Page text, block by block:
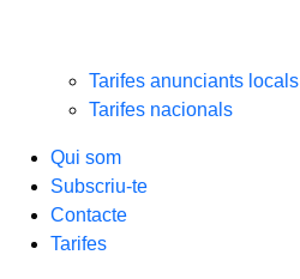
Tarifes anunciants locals
Tarifes nacionals
Qui som
Subscriu-te
Contacte
Tarifes